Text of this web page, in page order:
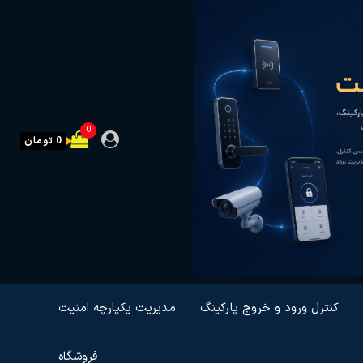
0
0 تومان
مدیریت یکپارچه امنیت کنترل ورود و خروج پارکینگ
فروشگاه